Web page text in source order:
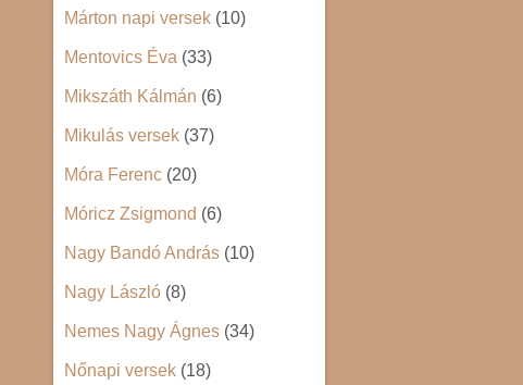
Márton napi versek (10)
Mentovics Éva (33)
Mikszáth Kálmán (6)
Mikulás versek (37)
Móra Ferenc (20)
Móricz Zsigmond (6)
Nagy Bandó András (10)
Nagy László (8)
Nemes Nagy Ágnes (34)
Nőnapi versek (18)